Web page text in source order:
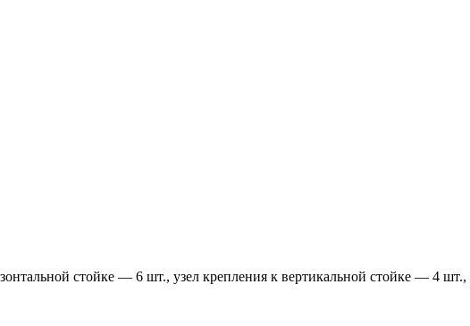
стойке — 6 шт., узел крепления к вертикальной стойке — 4 шт.,